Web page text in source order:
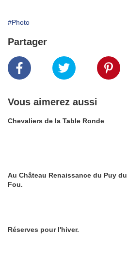
#Photo
Partager
Vous aimerez aussi
Chevaliers de la Table Ronde
Au Château Renaissance du Puy du
Fou.
Réserves pour l'hiver.